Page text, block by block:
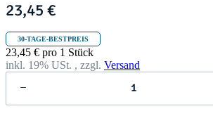
23,45 €
30-TAGE-BESTPREIS
23,45 € pro 1 Stück
inkl. 19% USt. , zzgl. Versand